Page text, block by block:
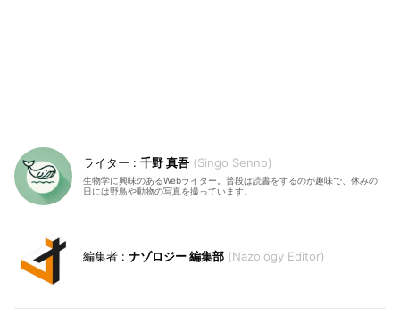
千野 真吾 Singo Senno
生物学に興味のあるWebライター。普段は読書をするのが趣味で、休みの
日には野鳥や動物の写真を撮っています。
ナゾロジー 編集部 Nazology Editor